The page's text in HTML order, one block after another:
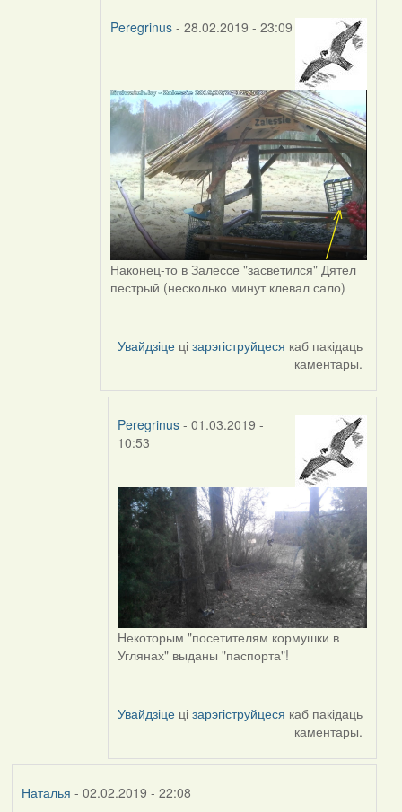
Peregrinus- 28.02.2019 - 23:09
to
by
Peregrinus
Наконец-то в Залессе "засветился" Дятел
пестрый (несколько минут клевал сало)
Увайдзіце цізарэгіструйцеся каб пакідаць
каментары.
Peregrinus- 01.03.2019 -
10:53
reply
to
Peregrinus
Некоторым "посетителям кормушки в
Углянах" выданы "паспорта"!
Увайдзіце цізарэгіструйцеся каб пакідаць
каментары.
Наталья - 02.02.2019 - 22:08